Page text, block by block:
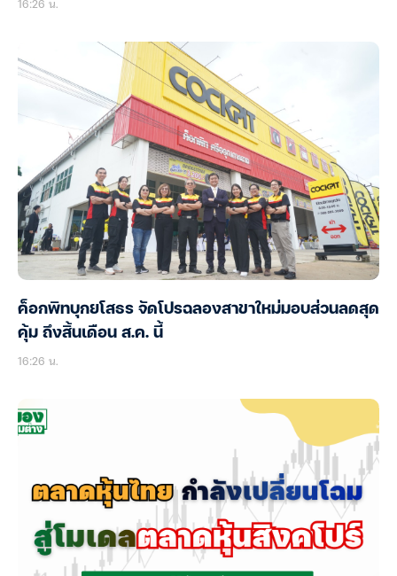
16:26 น.
ค็อกพิทบุกยโสธร จัดโปรฉลองสาขาใหม่มอบส่วนลดสุด
คุ้ม ถึงสิ้นเดือน ส.ค. นี้
16:26 น.